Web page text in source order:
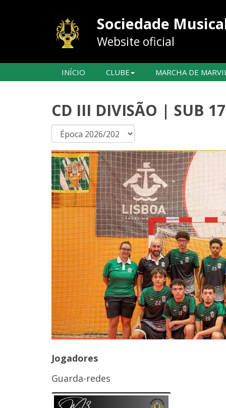
Sociedade
Website oficial
INÍCIO CLUBE MARCHA DE
CD III DIVISÃO | SUB
Jogadores
Guarda-redes